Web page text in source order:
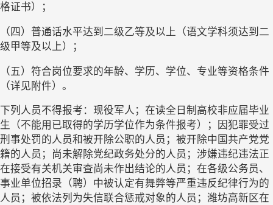
格证书）；
（四）普通话水平达到二级乙等及以上（语文学科须达到二
级甲等及以上）；
（五）符合岗位要求的年龄、学历、学位、专业等资格条件
（详见附件）。
下列人员不得报考：现役军人；在读全日制高校非应届毕业
生（不能用已取得的学历学位作为条件报考）；因犯罪受过
刑事处罚的人员和被开除公职的人员；被开除中国共产党党
籍的人员；尚未解除党纪政务处分的人员；涉嫌违纪违法正
在接受有关机关审查尚未作出结论的人员；在各级公务员、
事业单位招录（聘）中被认定有舞弊等严重违反纪律行为的
人员；被依法列为失信联合惩戒对象的人员；潍坊高新区在